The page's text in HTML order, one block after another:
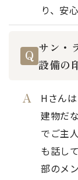
り、安
サン・
設備の
Hさん
建物だ
でご主
も話し
部のメ